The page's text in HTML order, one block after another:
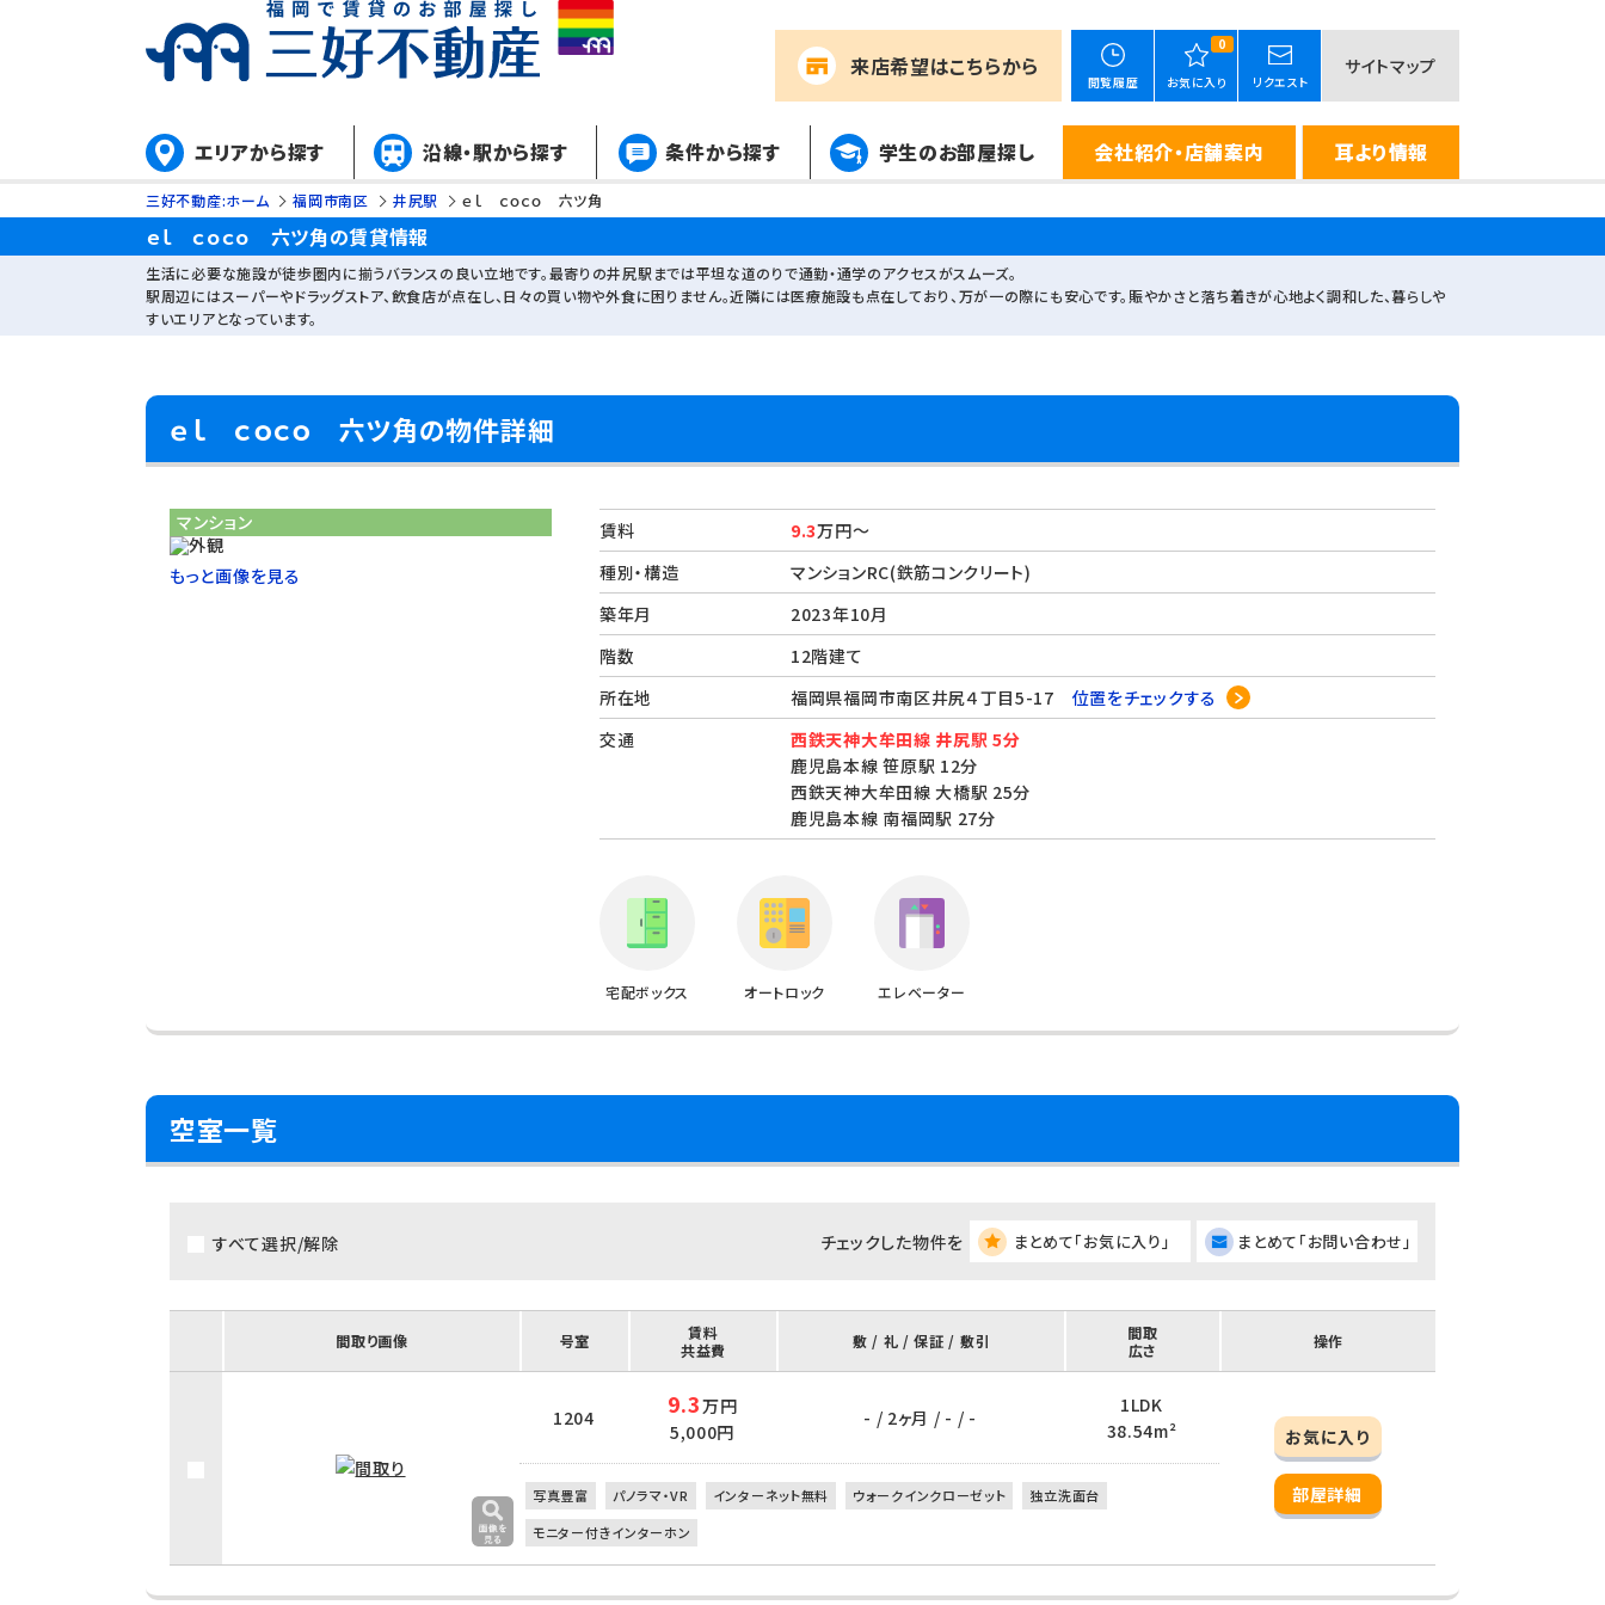
来店希望はこちらから
閲覧履歴
0
お気に入り リクエスト
サイトマップ
エリアから探す 沿線・駅から探す 条件から探す 学生のお部屋探し 会社紹介・店舗案内 耳より情報
三好不動産:ホーム 福岡市南区 井尻駅 ｅｌ ｃｏｃｏ 六ツ角
ｅｌ ｃｏｃｏ 六ツ角の賃貸情報
生活に必要な施設が徒歩圏内に揃うバランスの良い立地です。最寄りの井尻駅までは平坦な道のりで通勤・通学のアクセスがスムーズ。
駅周辺にはスーパーやドラッグストア、飲食店が点在し、日々の買い物や外食に困りません。近隣には医療施設も点在しており、万が一の際にも安心です。賑やかさと落ち着きが心地よく調和した、暮らしや
すいエリアとなっています。
ｅｌ ｃｏｃｏ 六ツ角の物件詳細
マンション
もっと画像を見る
賃料 9.3万円～
種別・構造
マンションRC(鉄筋コンクリート)
築年月
2023年10月
階数
12階建て
所在地
福岡県福岡市南区井尻４丁目5-17 位置をチェックする
交通
西鉄天神大牟田線 井尻駅 5分
鹿児島本線 笹原駅 12分
西鉄天神大牟田線 大橋駅 25分
鹿児島本線 南福岡駅 27分
宅配ボックス オートロック エレベーター
空室一覧
すべて選択/解除 チェックした物件を まとめて「お気に入り」 まとめて「お問い合わせ」
間取り画像 号室
賃料
共益費
敷 / 礼 / 保証 / 敷引
間取
広さ
操作
1204 9.3万円
5,000円
- / 2ヶ月 / - / -
1LDK
38.54m²
お気に入り
部屋詳細
写真豊富 パノラマ・VR インターネット無料 ウォークインクローゼット
独立洗面台
モニター付きインターホン